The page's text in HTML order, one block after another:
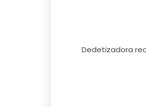
Dedetizadora